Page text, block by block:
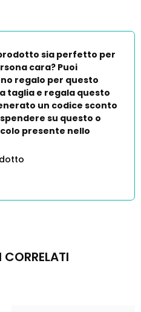
sia perfetto per
cara? Puoi
regalo per questo
taglia e regala questo
un codice sconto
su questo o
presente nello